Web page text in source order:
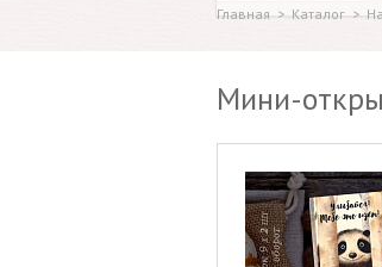
Главная > Каталог >
Мини-